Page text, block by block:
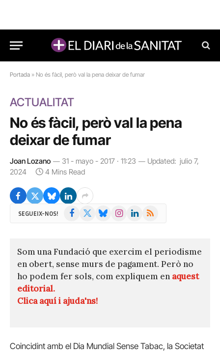
Portada » No és fàcil, però val la pena deixar de fumar
ACTUALITAT
No és fàcil, però val la pena
deixar de fumar
Joan Lozano 31 - mayo - 2017 · 11:23 Updated: julio 7,
2024
4 Mins Read
SEGUEIX-NOS! Facebook BlueskyInstagramLinkedIn
RSS
Som una Fundació que exercim el periodisme
en obert, sense murs de pagament. Però no
ho podem fer sols, com expliquem en aquest
editorial.
Clica aquí i ajuda'ns!
Coincidint amb el Dia Mundial Sense Tabac, la Societat